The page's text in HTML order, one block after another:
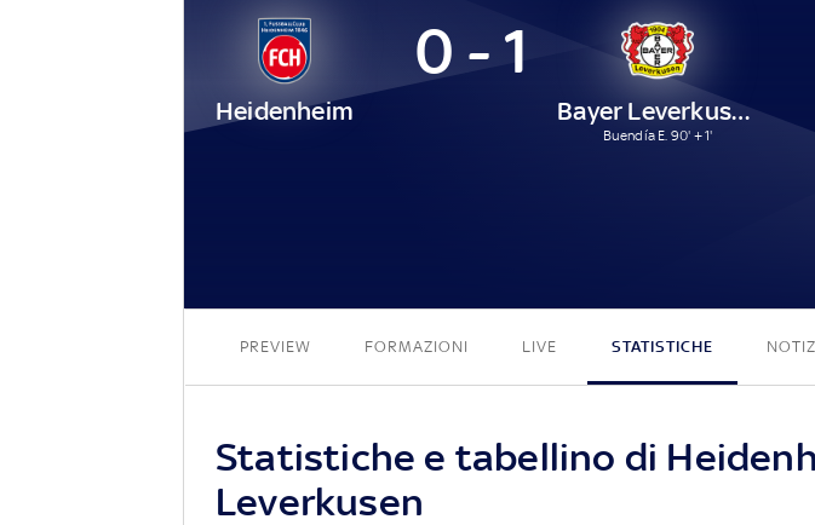
Heidenheim
0 - 1
Bayer Leverkusen
Buendía E. 90' + 1'
PREVIEW FORMAZIONI LIVE STATISTICHE
Statistiche e tabellino di
Leverkusen